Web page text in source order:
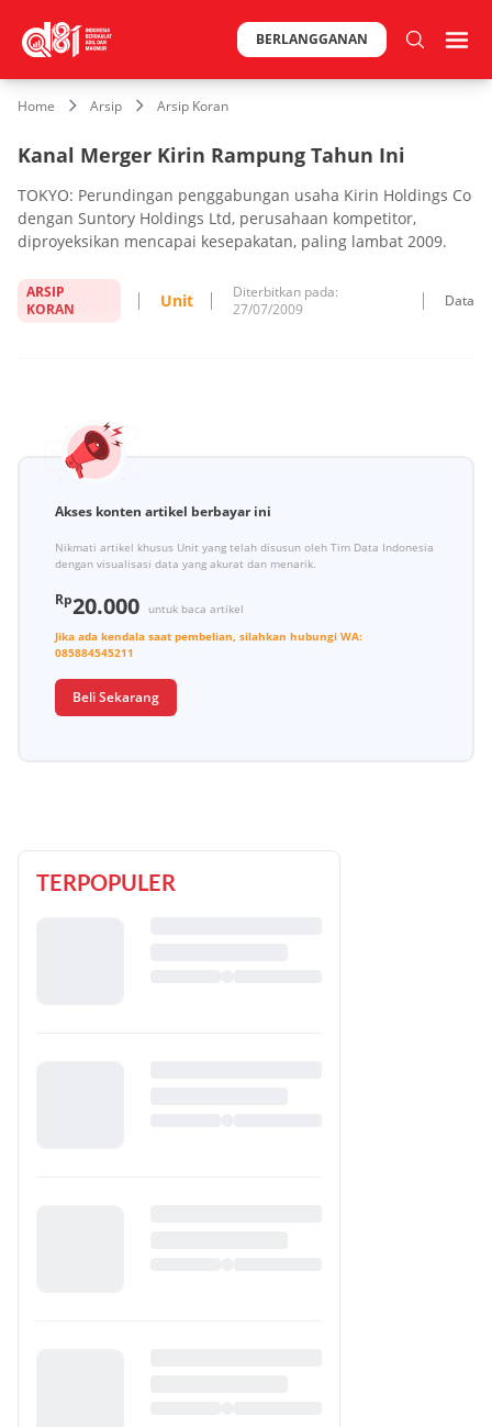
BERLANGGANAN
Home Arsip Arsip Koran
Kanal Merger Kirin Rampung Tahun Ini
TOKYO: Perundingan penggabungan usaha Kirin Holdings Co
dengan Suntory Holdings Ltd, perusahaan kompetitor,
diproyeksikan mencapai kesepakatan, paling lambat 2009.
ARSIP
KORAN
Unit
Diterbitkan pada:
27/07/2009
Data
Akses konten artikel berbayar ini
Nikmati artikel khusus Unit yang telah disusun oleh Tim Data Indonesia
dengan visualisasi data yang akurat dan menarik.
Rp20.000
untuk baca artikel
Jika ada kendala saat pembelian, silahkan hubungi WA:
085884545211
Beli Sekarang
TERPOPULER